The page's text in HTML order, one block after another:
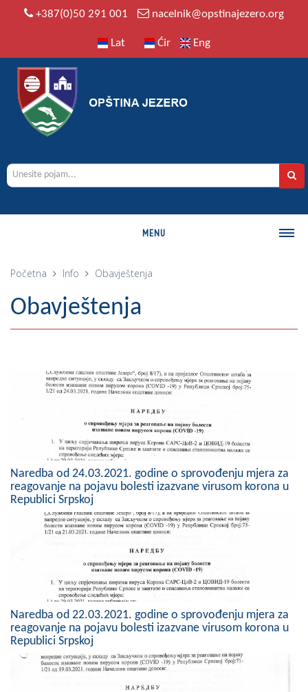
+387(0)50 291 001 nacelnik@opstinajezero.org
Lat Ćir Eng
MENU
O OPŠTINI
Istorija
Geografija
Zanimljivosti
Fotogalerija
NAČELNIK
O Načelniku
Zamjenik načelnika
Izvještaj o radu načelnika
SKUPŠTINA
Statut Opštine
Skupštinsko vijeće opštine jezero
Sastav Skupštine
Početna Info Obavještenja
Obavještenja
Naredba od 24.03.2021. godine o sprovođenju mjera za
reagovanje na pojavu bolesti izazvane virusom korona u
Republici Srpskoj
Naredba od 22.03.2021. godine o sprovođenju mjera za
reagovanje na pojavu bolesti izazvane virusom korona u
Republici Srpskoj